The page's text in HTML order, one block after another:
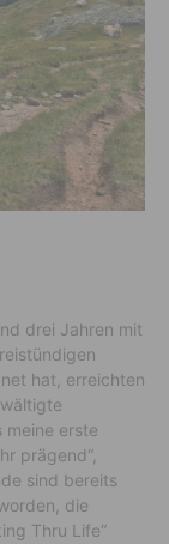
drei Jahren mit
hat, erreichten
meine erste
prägend“,
sind bereits
die
Thru Life“